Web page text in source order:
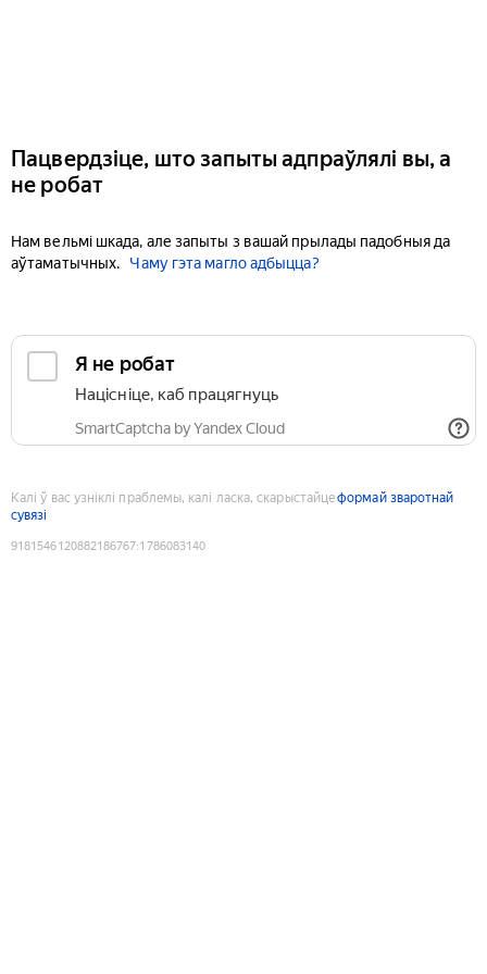
Пацвердзіце, што запыты адпраўлялі вы, а
не робат
Нам вельмі шкада, але запыты з вашай прылады падобныя да
аўтаматычных.
Чаму гэта магло адбыцца?
Я не робат
Націсніце, каб працягнуць
SmartCaptcha by Yandex Cloud
Калі ў вас узніклі праблемы, калі ласка, скарыстайцеформай зваротнай
сувязі
9181546120882186767:1786083140